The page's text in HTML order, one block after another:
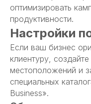
оптимизировать
продуктивности.
Настройки
Если ваш бизнес
клиентуру,
местоположений и
специальных
Business».
Маркетинговое
Главная
Контекстная реклама
SEO-продвижение